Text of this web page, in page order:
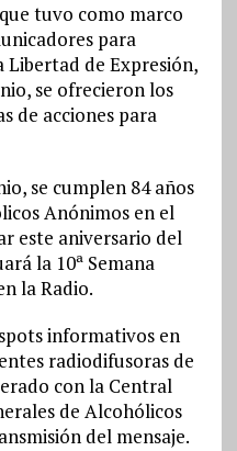
tuvo como marco
para
de Expresión,
se ofrecieron los
de acciones para
se cumplen 84 años
Anónimos en el
este aniversario del
la 10ª Semana
la Radio.
informativos en
radiodifusoras de
con la Central
de Alcohólicos
del mensaje.